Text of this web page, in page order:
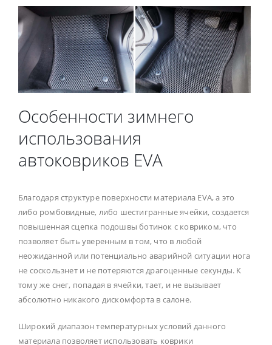
Особенности зимнего
использования
автоковриков EVA
Благодаря структуре поверхности материала EVA, а это
либо ромбовидные, либо шестигранные ячейки, создается
повышенная сцепка подошвы ботинок с ковриком, что
позволяет быть уверенным в том, что в любой
неожиданной или потенциально аварийной ситуации нога
не соскользнет и не потеряются драгоценные секунды. К
тому же снег, попадая в ячейки, тает, и не вызывает
абсолютно никакого дискомфорта в салоне.
Широкий диапазон температурных условий данного
материала позволяет использовать коврики